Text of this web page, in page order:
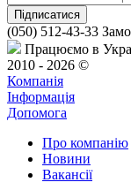
(050) 512-43-33
Працюємо в
2010 - 2026 ©
Компанія
Інформація
Допомога
Про компанію
Новини
Вакансії